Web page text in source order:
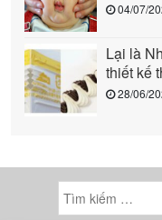
04/07/
Lại là
thiết kế
28/06/